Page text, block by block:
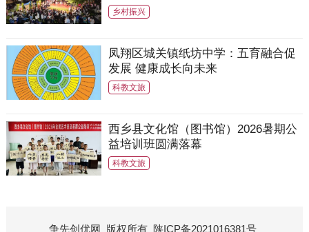
乡村振兴
凤翔区城关镇纸坊中学：五育融合促
发展 健康成长向未来
科教文旅
西乡县文化馆（图书馆）2026暑期公
益培训班圆满落幕
科教文旅
争先创优网 版权所有 陕ICP备2021016381号